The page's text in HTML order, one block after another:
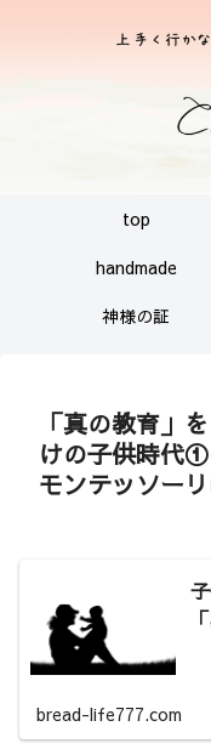
top
handmade
神様の証
「真の教育」
けの子供時代①
モンテッソー
bread-life777.com